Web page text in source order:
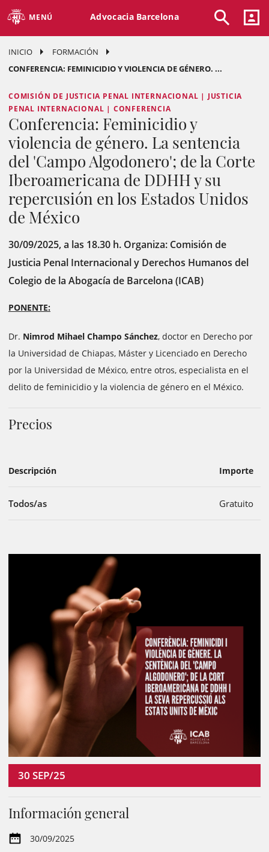
MENÚ Advocacia Barcelona
INICIO
FORMACIÓN
CONFERENCIA: FEMINICIDIO Y VIOLENCIA DE GÉNERO. ...
COMISIÓN DE JUSTICIA PENAL INTERNACIONAL | JUSTICIA
PENAL INTERNACIONAL | CONFERENCIA
Conferencia: Feminicidio y
violencia de género. La sentencia
del 'Campo Algodonero'; de la Corte
Iberoamericana de DDHH y su
repercusión en los Estados Unidos
de México
30/09/2025, a las 18.30 h. Organiza: Comisión de
Justicia Penal Internacional y Derechos Humanos del
Colegio de la Abogacía de Barcelona (ICAB)
PONENTE:
Dr. Nimrod Mihael Champo Sánchez, doctor en Derecho por
la Universidad de Chiapas, Máster y Licenciado en Derecho
por la Universidad de México, entre otros, especialista en el
delito de feminicidio y la violencia de género en el México.
Precios
Descripción Importe
Todos/as Gratuito
30 SEP/25
Información general
30/09/2025